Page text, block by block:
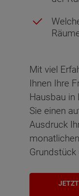
Mit viel
Ihnen Ihre
Hausbau in
Sie einen
Ausdruck
Grundstück